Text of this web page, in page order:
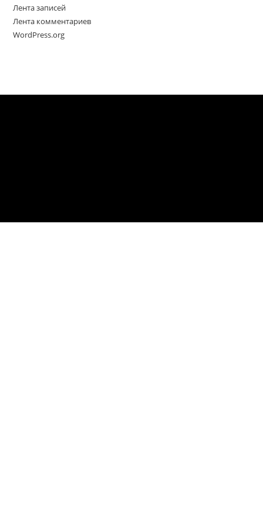
Лента записей
Лента комментариев
WordPress.org